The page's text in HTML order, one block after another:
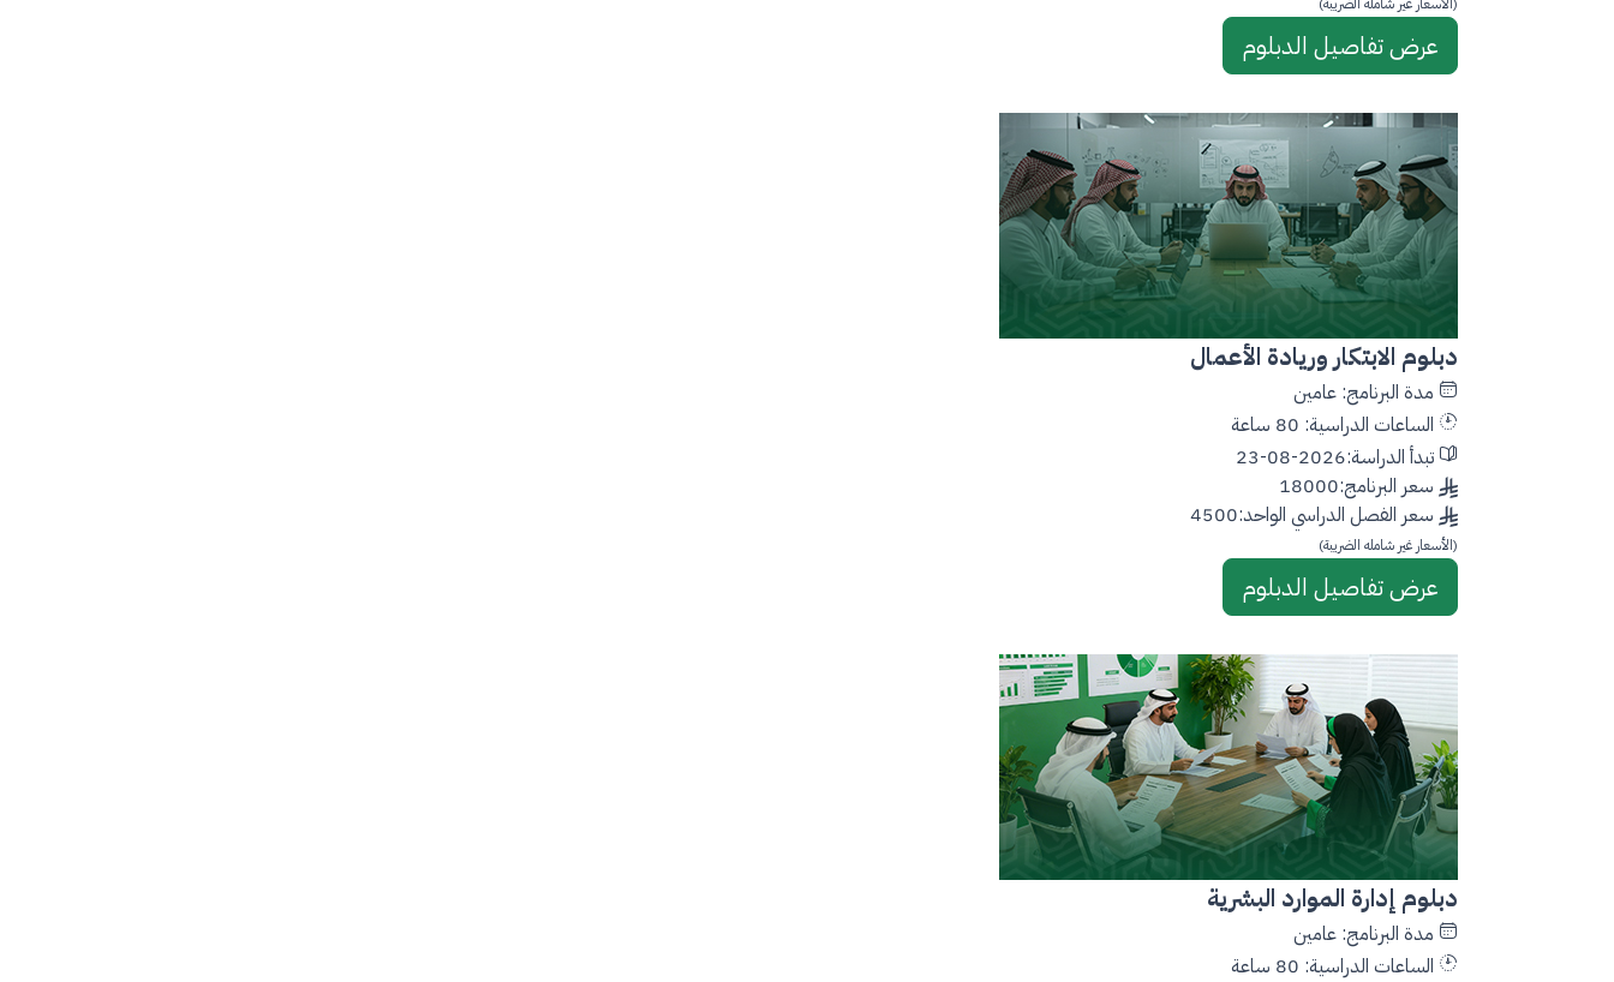
عرض تفاصيل الدبلوم
دبلوم الابتكار وريادة الأعمال
مدة البرنامج: عامين
الساعات الدراسية: 80 ساعة
تبدأ الدراسة:2026-08-23
سعر البرنامج:18000
سعر الفصل الدراسي الواحد:4500
(الأسعار غير شامله الضريبة)
عرض تفاصيل الدبلوم
دبلوم إدارة الموارد البشرية
مدة البرنامج: عامين
الساعات الدراسية: 80 ساعة